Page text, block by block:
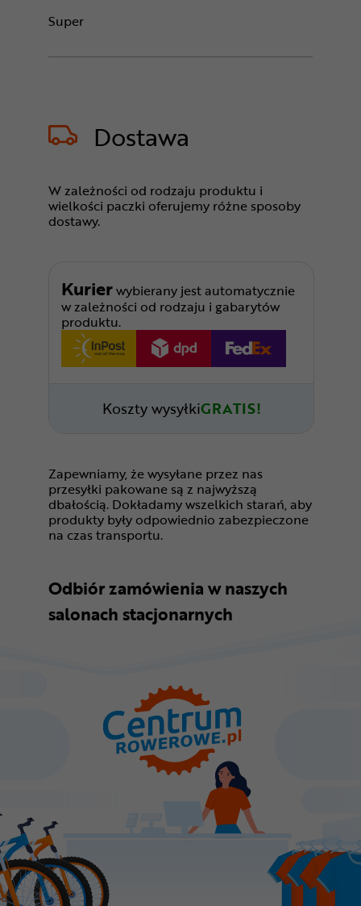
Super
Dostawa
W zależności od rodzaju produktu i
wielkości paczki oferujemy różne sposoby
dostawy.
Kurierwybierany jest automatycznie
w zależności od rodzaju i gabarytów
produktu.
Koszty wysyłkiGRATIS!
Zapewniamy, że wysyłane przez nas
przesyłki pakowane są z najwyższą
dbałością. Dokładamy wszelkich starań, aby
produkty były odpowiednio zabezpieczone
na czas transportu.
Odbiór zamówienia w naszych
salonach stacjonarnych